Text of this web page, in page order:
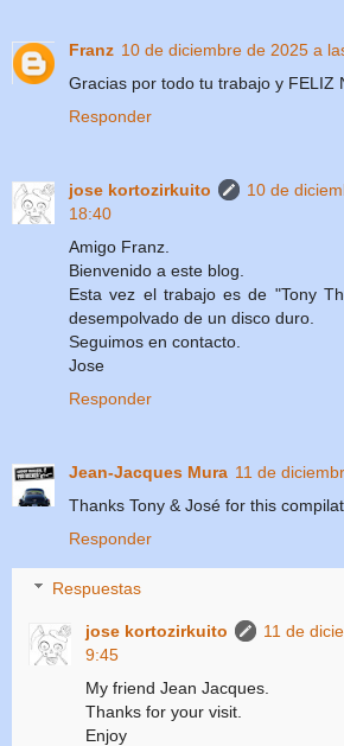
Franz 10 de diciembre de 2025 a
Gracias por todo tu trabajo y FELIZ
Responder
jose kortozirkuito
10 de
18:40
Amigo Franz.
Bienvenido a este blog.
Esta vez el trabajo es de "Tony
desempolvado de un disco duro.
Seguimos en contacto.
Jose
Responder
Jean-Jacques Mura 11 de
Thanks Tony & José for this
Responder
Respuestas
jose kortozirkuito
11 de
9:45
My friend Jean Jacques.
Thanks for your visit.
Enjoy